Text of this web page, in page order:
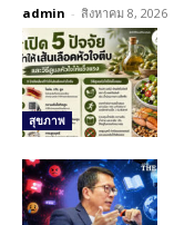
admin - สิงหาคม 8, 2026
สุขภาพ